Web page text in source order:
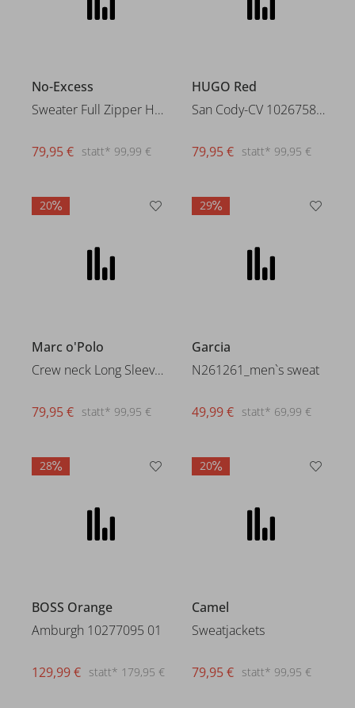
HUGO Red
San Cody-CV 10267582 01
statt* 99,95 €
79,95 €
20 29
Garcia
N261261_men`s sweat
statt* 69,99 €
49,99 €
28
BOSS Orange
Amburgh 10277095 01
statt* 179,95 €
129,99 €
20
Sweatjackets